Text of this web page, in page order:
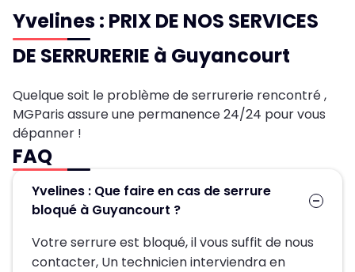
Yvelines : PRIX DE NOS SERVICES
DE SERRURERIE à Guyancourt
Quelque soit le problème de serrurerie rencontré ,
MGParis assure une permanence 24/24 pour vous
dépanner !
FAQ
Yvelines : Que faire en cas de serrure
bloqué à Guyancourt ?
Votre serrure est bloqué, il vous suffit de nous
contacter, Un technicien interviendra en